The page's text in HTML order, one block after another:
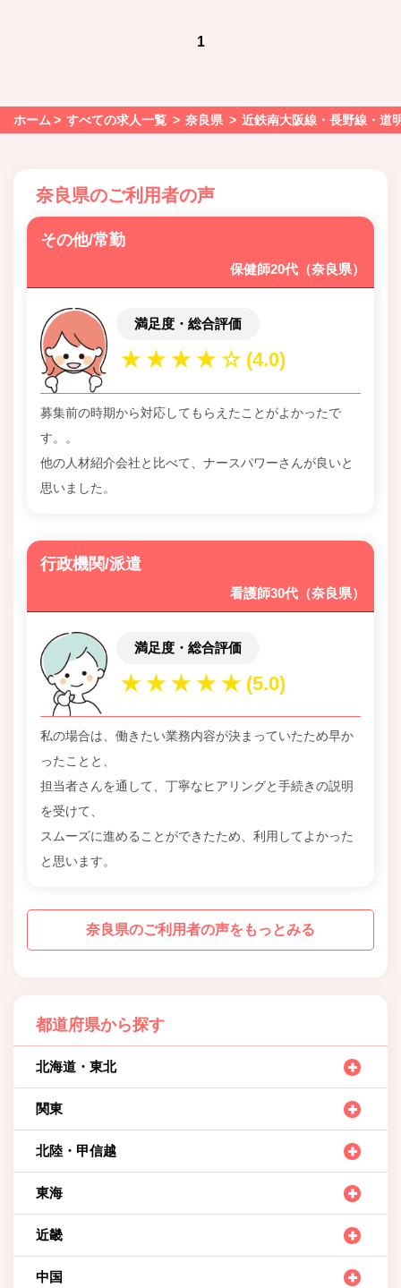
1
ホーム すべての求人一覧 奈良県 近鉄南大阪線・長野線・道
奈良県のご利用者の声
その他/常勤
保健師20代（奈良県）
満足度・総合評価
募集前の時期から対応してもらえたことがよかったで
す。。
他の人材紹介会社と比べて、ナースパワーさんが良いと
思いました。
行政機関/派遣
看護師30代（奈良県）
満足度・総合評価
私の場合は、働きたい業務内容が決まっていたため早か
ったことと、
担当者さんを通して、丁寧なヒアリングと手続きの説明
を受けて、
スムーズに進めることができたため、利用してよかった
と思います。
奈良県のご利用者の声をもっとみる
都道府県から探す
北海道・東北
関東
北陸・甲信越
東海
近畿
中国